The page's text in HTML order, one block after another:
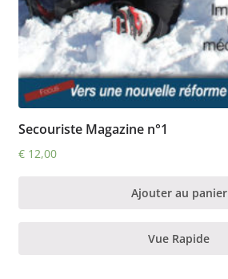
Secouriste Magazine n°1
€12,00
Ajouter au panier
Vue Rapide